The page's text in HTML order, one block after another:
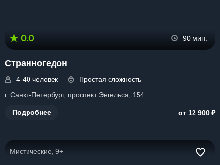
0.0 90 мин.
Странногедон
4-40 человек
Простая сложность
г. Санкт-Петербург, проспект Энгельса, 154
Подробнее от 12 900₽
Мистические, 9+